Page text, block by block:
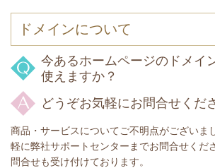
ドメインについて
今あるホームページのドメイ
使えますか？
どうぞお気軽にお問合せくだ
商品・サービスについてご不明点がございま
軽に弊社サポートセンターまでお問合せくだ
問合せも受け付けております。